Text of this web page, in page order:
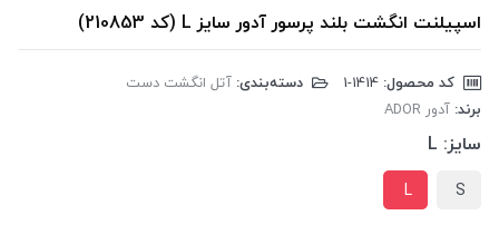
اسپیلنت انگشت بلند پرسور آدور سایز L (کد 210853)
کد محصول: دسته‌بندی: آتل انگشت دست
برند: آدور ADOR
سایز: L
S
L